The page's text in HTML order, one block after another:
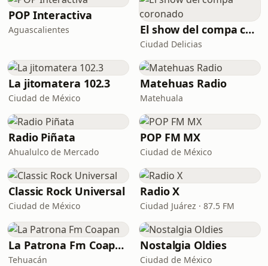
POP Interactiva
Aguascalientes El show del compa coronado
Ciudad Delicias
La jitomatera 102.3
Ciudad de México
Matehuas Radio
Matehuala
Radio Piñata
Ahualulco de Mercado
POP FM MX
Ciudad de México
Classic Rock Universal
Ciudad de México
Radio X
Ciudad Juárez · 87.5 FM
La Patrona Fm Coapan
Tehuacán
Nostalgia Oldies
Ciudad de México